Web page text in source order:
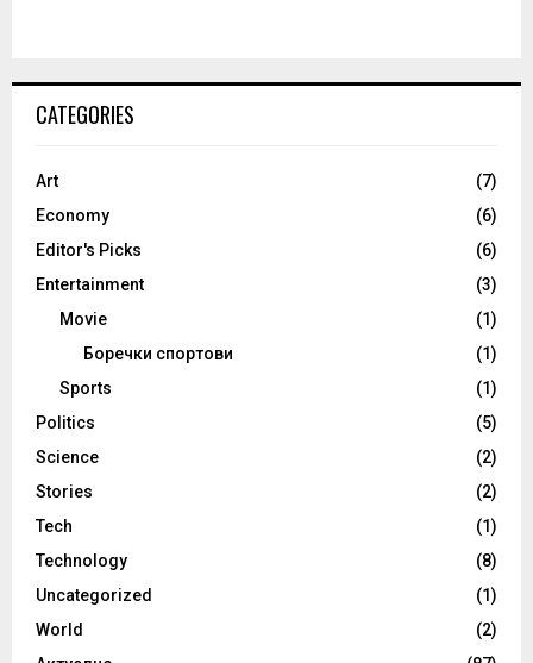
CATEGORIES
Art
(7)
Economy
(6)
Editor's Picks
(6)
Entertainment
(3)
Movie
(1)
Боречки спортови
(1)
Sports
(1)
Politics
(5)
Science
(2)
Stories
(2)
Tech
(1)
Technology
(8)
Uncategorized
(1)
World
(2)